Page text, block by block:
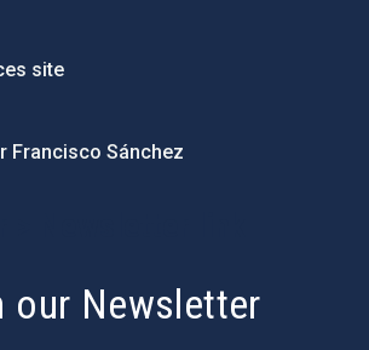
site
Francisco Sánchez
our Newsletter